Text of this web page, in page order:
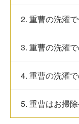
2. 重曹の洗濯
3. 重曹の洗濯
4. 重曹の洗濯
5. 重曹はお掃